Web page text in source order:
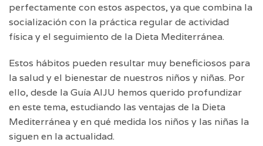
perfectamente con estos aspectos, ya que combina la
socialización con la práctica regular de actividad
física y el seguimiento de la Dieta Mediterránea.
Estos hábitos pueden resultar muy beneficiosos para
la salud y el bienestar de nuestros niños y niñas. Por
ello, desde la Guía AIJU hemos querido profundizar
en este tema, estudiando las ventajas de la Dieta
Mediterránea y en qué medida los niños y las niñas la
siguen en la actualidad.